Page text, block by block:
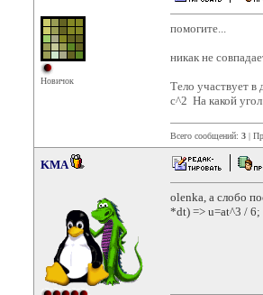
Новичок
помогите...
никак не
Тело участвует
с^2 На какой
Всего сообщений: 3 |
KMA
olenka, а слобо
*dt) => u=at^3 / 6;